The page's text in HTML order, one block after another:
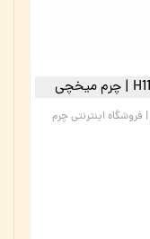
کفش ارتوپدیک طبی تمام چرم مردانه | کد:H11 | فروشگاه اینترنتی چرم